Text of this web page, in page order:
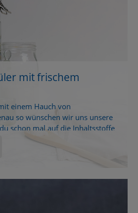
mit frischem
einem Hauch von
so wünschen wir uns unsere
schon mal auf die Inhaltsstoffe
Duftstoffe, hautreizende
ist, sondern auch der